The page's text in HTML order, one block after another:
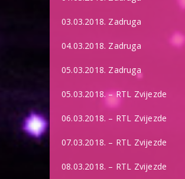
03.03.2018. Zadruga
04.03.2018. Zadruga
05.03.2018. Zadruga
05.03.2018. – RTL Zvijezde
06.03.2018. – RTL Zvijezde
07.03.2018. – RTL Zvijezde
08.03.2018. – RTL Zvijezde